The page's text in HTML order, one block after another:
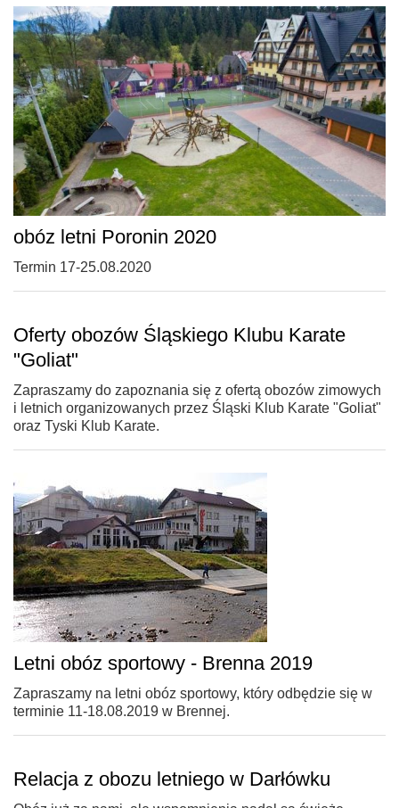
obóz letni Poronin 2020
Termin 17-25.08.2020
Oferty obozów Śląskiego Klubu Karate
"Goliat"
Zapraszamy do zapoznania się z ofertą obozów zimowych
i letnich organizowanych przez Śląski Klub Karate "Goliat"
oraz Tyski Klub Karate.
Letni obóz sportowy - Brenna 2019
Zapraszamy na letni obóz sportowy, który odbędzie się w
terminie 11-18.08.2019 w Brennej.
Relacja z obozu letniego w Darłówku